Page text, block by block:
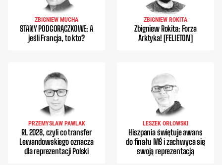
ZBIGNIEW MUCHA
STANY PODGORĄCZKOWE: A
jeśli Francja, to kto?
ZBIGNIEW ROKITA
Zbigniew Rokita: Forza
Arktyka! [FELIETON]
PRZEMYSŁAW PAWLAK
RL 2028, czyli co transfer
Lewandowskiego oznacza
dla reprezentacji Polski
LESZEK ORŁOWSKI
Hiszpania świętuje awans
do finału MŚ i zachwyca się
swoją reprezentacją